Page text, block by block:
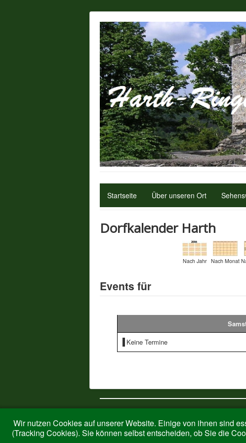
Startseite Über unseren Ort
Dorfkalender Harth
Nach Jahr Nach Monat
Events für
Keine Termine
Wir nutzen Cookies auf unserer Website. Einige von ihnen sind
(Tracking Cookies). Sie können selbst entscheiden, ob Sie die